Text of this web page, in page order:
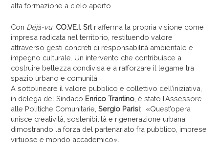
alta formazione a cielo aperto.
Con Déjà-vu, CO.VE.I. Srlriafferma la propria visione come
impresa radicata nel territorio, restituendo valore
attraverso gesti concreti di responsabilità ambientale e
impegno culturale. Un intervento che contribuisce a
costruire bellezza condivisa e a rafforzare il legame tra
spazio urbano e comunità.
A sottolineare il valore pubblico e collettivo dell’iniziativa,
in delega del Sindaco Enrico Trantino , è stato l’Assessore
alle Politiche Comunitarie, Sergio Parisi: «Quest’opera
unisce creatività, sostenibilità e rigenerazione urbana,
dimostrando la forza del partenariato fra pubblico, imprese
virtuose e mondo accademico».